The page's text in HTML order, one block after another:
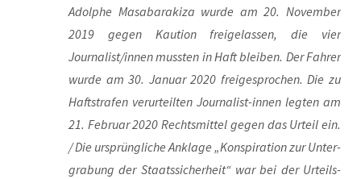
Adol­phe Mas­a­ba­raki­za wur­de am 20. Novem­ber
2019 gegen Kau­ti­on frei­ge­las­sen, die vier
Journalist/innen muss­ten in Haft blei­ben. Der Fah­rer
wur­de am 30. Janu­ar 2020 frei­ge­spro­chen. Die zu
Haft­stra­fen ver­ur­teil­ten Jour­na­list-innen leg­ten am
21. Febru­ar 2020 Rechts­mit­tel gegen das Urteil ein.
/ Die ursprüng­li­che Ankla­ge „Kon­spi­ra­ti­on zur Unter­
gra­bung der Staats­si­cher­heit“ war bei der Urteils­